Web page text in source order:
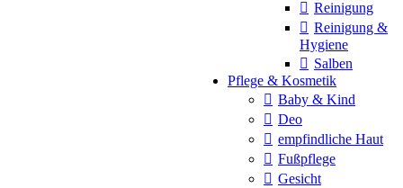
Reinigung
Reinigung &
Hygiene
Salben
Pflege & Kosmetik
Baby & Kind
Deo
empfindliche Haut
Fußpflege
Gesicht